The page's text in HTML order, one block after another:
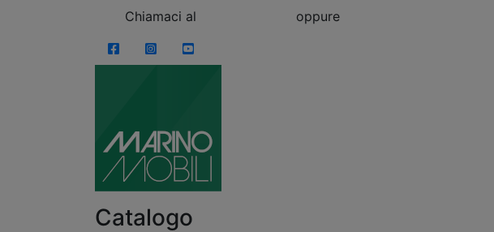
Chiamaci al oppure
FacebookInstagramYouTube
Catalogo